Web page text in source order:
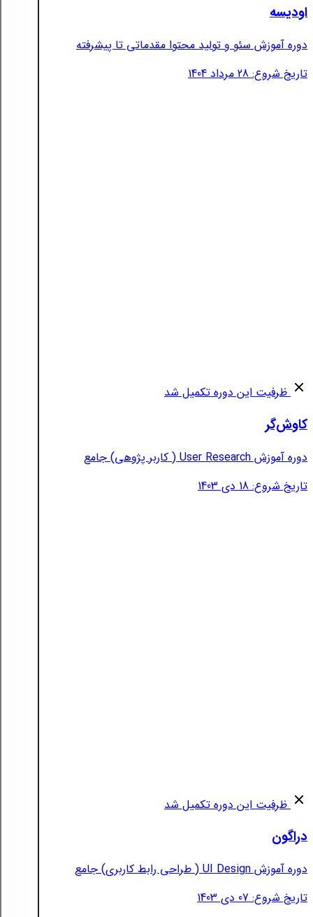
اودیسه
دوره آموزش سئو و تولید محتوا مقدماتی تا پیشرفته
تاریخ شروع: 28 مرداد 1404
ظرفیت این دوره تکمیل شد
کاوش‌گر
دوره آموزش User Research ( کاربر پژوهی) جامع
تاریخ شروع: 18 دی 1403
ظرفیت این دوره تکمیل شد
دراگون
دوره آموزش UI Design ( طراحی رابط کاربری) جامع
تاریخ شروع: 07 دی 1403